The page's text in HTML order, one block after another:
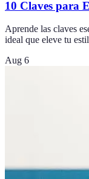
10 Claves para
Aprende las claves
ideal que eleve tu
Aug 6